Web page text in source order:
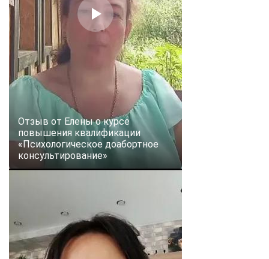
Отзыв от Елены о курсе
повышения квалификации
«Психологическое доабортное
консультирование»